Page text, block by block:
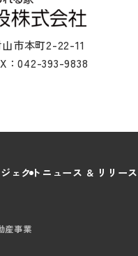
市本町2-22-11
：042-393-9838
ェクト ニュース & リリース
産事業